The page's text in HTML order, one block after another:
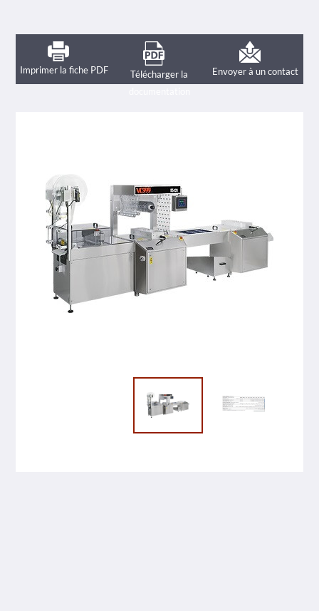
Imprimer la fiche PDF
Télécharger la
Envoyer à un contact